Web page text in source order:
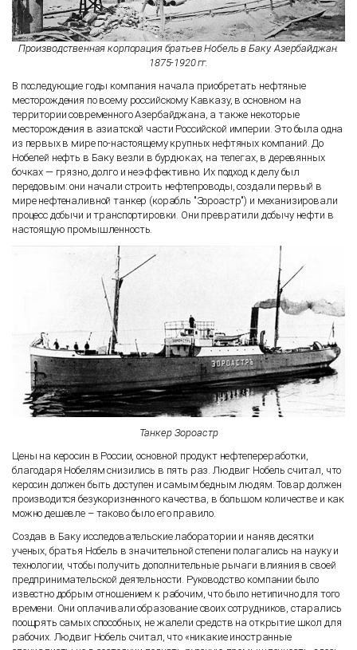
Производственная корпорация братьев Нобель в Баку. Азербайджан.
1875-1920 гг.
В последующие годы компания начала приобретать нефтяные
месторождения по всему российскому Кавказу, в основном на
территории современного Азербайджана, а также некоторые
месторождения в азиатской части Российской империи. Это была одна
из первых в мире по-настоящему крупных нефтяных компаний. До
Нобелей нефть в Баку везли в бурдюках, на телегах, в деревянных
бочках — грязно, долго и неэффективно. Их подход к делу был
передовым: они начали строить нефтепроводы, создали первый в
мире нефтеналивной танкер (корабль "Зороастр") и механизировали
процесс добычи и транспортировки. Они превратили добычу нефти в
настоящую промышленность.
Танкер Зороастр
Цены на керосин в России, основной продукт нефтепереработки,
благодаря Нобелям снизились в пять раз. Людвиг Нобель считал, что
керосин должен быть доступен и самым бедным людям. Товар должен
производится безукоризненного качества, в большом количестве и как
можно дешевле – таково было его правило.
Создав в Баку исследовательские лаборатории и наняв десятки
ученых, братья Нобель в значительной степени полагались на науку и
технологии, чтобы получить дополнительные рычаги влияния в своей
предпринимательской деятельности. Руководство компании было
известно добрым отношением к рабочим, что было нетипично для того
времени. Они оплачивали образование своих сотрудников, старались
поощрять самых способных, не жалели средств на открытие школ для
рабочих. Людвиг Нобель считал, что «никакие иностранные